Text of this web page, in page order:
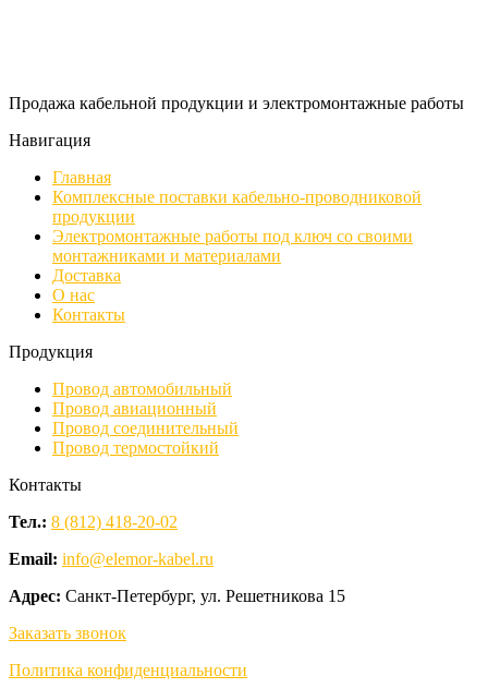
Продажа кабельной продукции и электромонтажные работы
Навигация
Главная
Комплексные поставки кабельно-проводниковой
продукции
Электромонтажные работы под ключ со своими
монтажниками и материалами
Доставка
О нас
Контакты
Продукция
Провод автомобильный
Провод авиационный
Провод соединительный
Провод термостойкий
Контакты
Тел.: 8 (812) 418-20-02
Email: info@elemor-kabel.ru
Адрес: Санкт-Петербург, ул. Решетникова 15
Заказать звонок
Политика конфиденциальности